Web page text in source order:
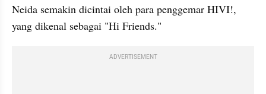
Neida semakin dicintai oleh para penggemar HIVI!,
yang dikenal sebagai "Hi Friends."
ADVERTISEMENT